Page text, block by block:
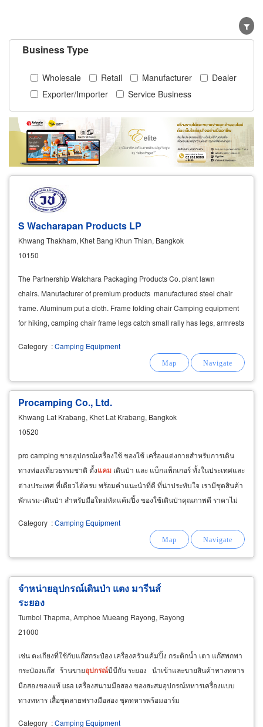
Business Type
Wholesale Retail Manufacturer
Dealer
Exporter/Importer
Service Business
S Wacharapan Products LP
Khwang Thakham, Khet Bang Khun Thian, Bangkok
10150
The Partnership Watchara Packaging Products Co. plant lawn
chairs. Manufacturer of premium products manufactured steel chair
frame. Aluminum put a cloth. Frame folding chair Camping equipment
for hiking, camping chair frame legs catch small rally has legs, armrests
Category :Camping Equipment
Procamping Co., Ltd.
Khwang Lat Krabang, Khet Lat Krabang, Bangkok
10520
pro camping ขายอุปกรณ์เครื่องใช้ ของใช้ เครื่องแต่งกายสำหรับการเดิน
ทางท่องเที่ยวธรรมชาติ ตั้งแคม เดินป่า และ แบ็กแพ็กเกอร์ ทั้งในประเทศและ
ต่างประเทศ ที่เดียวได้ครบ พร้อมคำแนะนำที่ดี ที่น่าประทับใจ เรามีชุดสินค้า
พักแรม-เดินป่า สำหรับมือใหม่หัดแค้มปิ้ง ของใช้เดินป่าคุณภาพดี ราคาไม่
Category :Camping Equipment
จำหน่ายอุปกรณ์เดินป่า แตง มารีนส์
ระยอง
Tumbol Thapma, Amphoe Mueang Rayong, Rayong
21000
เช่น ตะเกียงที่ใช้กับแก๊สกระป๋อง เครื่องครัวแค้มปิ้ง กระติกน้ำ เตา แก๊สพกพา
กระป๋องแก๊ส ร้านขายอุปกรณ์บีบีกัน ระยอง นำเข้าและขายสินค้าทางทหาร
มือสองของแท้ usa เครื่องสนามมือสอง ของสะสมอุปกรณ์ทหารเครื่องแบบ
ทางทหาร เสื้อชุดลายพรางมือสอง ชุดทหารพร้อมอาร์ม
Category :Camping Equipment